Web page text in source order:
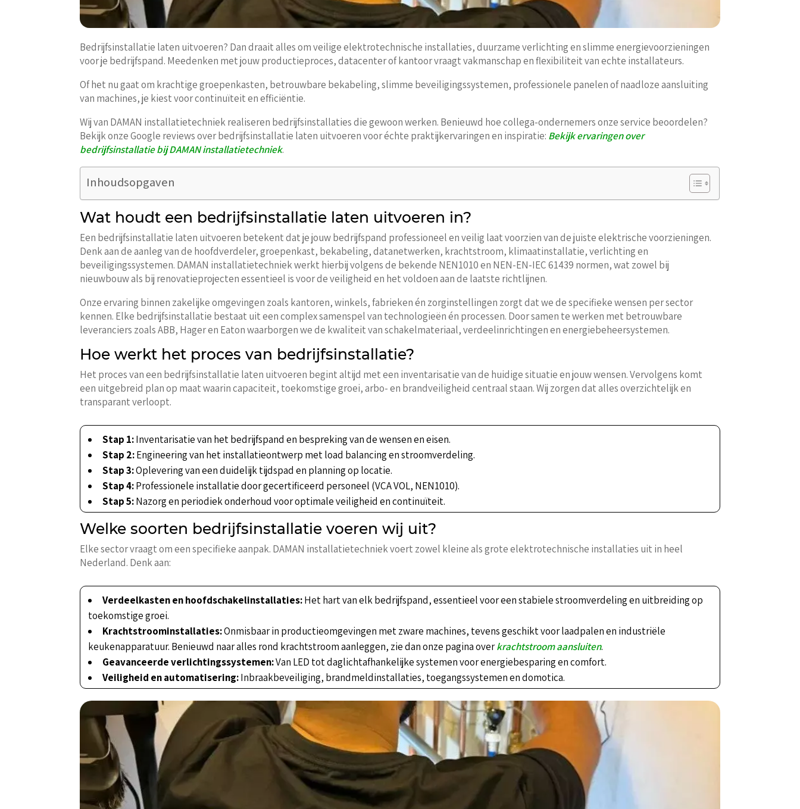
Bedrijfsinstallatie laten uitvoeren? Dan draait alles om veilige elektrotechnische installaties, duurzame verlichting en slimme energievoorzieningen
voor je bedrijfspand. Meedenken met jouw productieproces, datacenter of kantoor vraagt vakmanschap en flexibiliteit van echte installateurs.
Of het nu gaat om krachtige groepenkasten, betrouwbare bekabeling, slimme beveiligingssystemen, professionele panelen of naadloze aansluiting
van machines, je kiest voor continuïteit en efficiëntie.
Wij van DAMAN installatietechniek realiseren bedrijfsinstallaties die gewoon werken. Benieuwd hoe collega-ondernemers onze service beoordelen?
Bekijk onze Google reviews over bedrijfsinstallatie laten uitvoeren voor échte praktijkervaringen en inspiratie: Bekijk ervaringen over
bedrijfsinstallatie bij DAMAN installatietechniek.
Inhoudsopgaven
Wat houdt een bedrijfsinstallatie laten uitvoeren in?
Een bedrijfsinstallatie laten uitvoeren betekent dat je jouw bedrijfspand professioneel en veilig laat voorzien van de juiste elektrische voorzieningen.
Denk aan de aanleg van de hoofdverdeler, groepenkast, bekabeling, datanetwerken, krachtstroom, klimaatinstallatie, verlichting en
beveiligingssystemen. DAMAN installatietechniek werkt hierbij volgens de bekende NEN1010 en NEN-EN-IEC 61439 normen, wat zowel bij
nieuwbouw als bij renovatieprojecten essentieel is voor de veiligheid en het voldoen aan de laatste richtlijnen.
Onze ervaring binnen zakelijke omgevingen zoals kantoren, winkels, fabrieken én zorginstellingen zorgt dat we de specifieke wensen per sector
kennen. Elke bedrijfsinstallatie bestaat uit een complex samenspel van technologieën én processen. Door samen te werken met betrouwbare
leveranciers zoals ABB, Hager en Eaton waarborgen we de kwaliteit van schakelmateriaal, verdeelinrichtingen en energiebeheersystemen.
Hoe werkt het proces van bedrijfsinstallatie?
Het proces van een bedrijfsinstallatie laten uitvoeren begint altijd met een inventarisatie van de huidige situatie en jouw wensen. Vervolgens komt
een uitgebreid plan op maat waarin capaciteit, toekomstige groei, arbo- en brandveiligheid centraal staan. Wij zorgen dat alles overzichtelijk en
transparant verloopt.
Stap 1:Inventarisatie van het bedrijfspand en bespreking van de wensen en eisen.
Stap 2:Engineering van het installatieontwerp met load balancing en stroomverdeling.
Stap 3:Oplevering van een duidelijk tijdspad en planning op locatie.
Stap 4:Professionele installatie door gecertificeerd personeel (VCA VOL, NEN1010).
Stap 5:Nazorg en periodiek onderhoud voor optimale veiligheid en continuïteit.
Welke soorten bedrijfsinstallatie voeren wij uit?
Elke sector vraagt om een specifieke aanpak. DAMAN installatietechniek voert zowel kleine als grote elektrotechnische installaties uit in heel
Nederland. Denk aan:
Verdeelkasten en hoofdschakelinstallaties:Het hart van elk bedrijfspand, essentieel voor een stabiele stroomverdeling en uitbreiding op
toekomstige groei.
Krachtstroominstallaties:Onmisbaar in productieomgevingen met zware machines, tevens geschikt voor laadpalen en industriële
keukenapparatuur. Benieuwd naar alles rond krachtstroom aanleggen, zie dan onze pagina overkrachtstroom aansluiten.
Geavanceerde verlichtingssystemen:Van LED tot daglichtafhankelijke systemen voor energiebesparing en comfort.
Veiligheid en automatisering:Inbraakbeveiliging, brandmeldinstallaties, toegangssystemen en domotica.